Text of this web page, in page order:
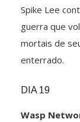
Spike Lee
guerra que
mortais de
enterrado.
DIA 19
Wasp